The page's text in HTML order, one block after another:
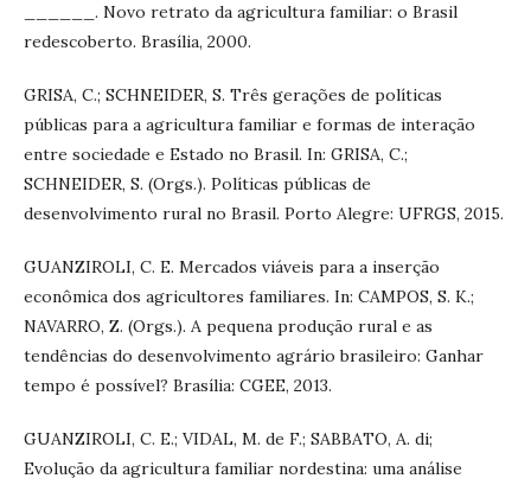
______. Novo retrato da agricultura familiar: o Brasil
redescoberto. Brasília, 2000.
GRISA, C.; SCHNEIDER, S. Três gerações de políticas
públicas para a agricultura familiar e formas de interação
entre sociedade e Estado no Brasil. In: GRISA, C.;
SCHNEIDER, S. (Orgs.). Políticas públicas de
desenvolvimento rural no Brasil. Porto Alegre: UFRGS, 2015.
GUANZIROLI, C. E. Mercados viáveis para a inserção
econômica dos agricultores familiares. In: CAMPOS, S. K.;
NAVARRO, Z. (Orgs.). A pequena produção rural e as
tendências do desenvolvimento agrário brasileiro: Ganhar
tempo é possível? Brasília: CGEE, 2013.
GUANZIROLI, C. E.; VIDAL, M. de F.; SABBATO, A. di;
Evolução da agricultura familiar nordestina: uma análise